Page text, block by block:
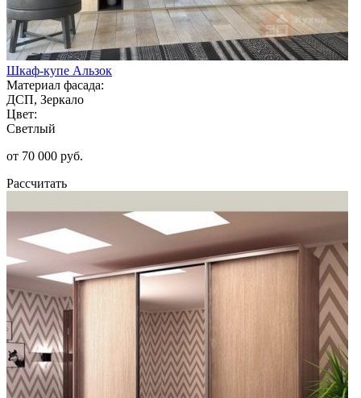
Шкаф-купе Альзок
Материал фасада:
ДСП, Зеркало
Цвет:
Светлый
от 70 000 руб.
Рассчитать